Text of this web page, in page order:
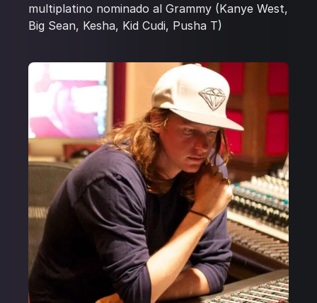
multiplatino nominado al Grammy (Kanye West,
Big Sean, Kesha, Kid Cudi, Pusha T)